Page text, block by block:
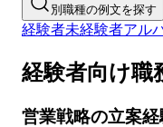
別職種の例文を探す
経験者未経験者アル
経験者向け職
営業戦略の立案経